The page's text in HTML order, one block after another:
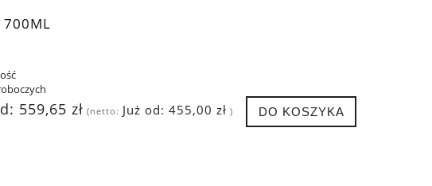
700ML
559,65 zł (netto: Już od:455,00 zł ) DO KOSZYKA